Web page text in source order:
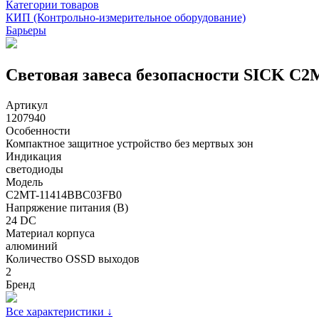
Категории товаров
КИП (Контрольно-измерительное оборудование)
Барьеры
Световая завеса безопасности SICK
Артикул
1207940
Особенности
Компактное защитное устройство без мертвых зон
Индикация
светодиоды
Модель
C2MT-11414BBC03FB0
Напряжение питания (В)
24 DC
Материал корпуса
алюминий
Количество OSSD выходов
2
Бренд
Все характеристики ↓